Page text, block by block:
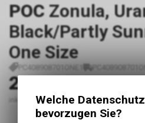
POC Zonula,
Black/Partly
One Size
PC408908701ONE1
249.00
inkl. MwSt., zzgl.Versandkosten
In den
Welche
bevorzugen Sie?